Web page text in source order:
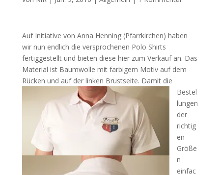
Auf Initiative von Anna Henning (Pfarrkirchen) haben
wir nun endlich die versprochenen Polo Shirts
fertiggestellt und bieten diese hier zum Verkauf an. Das
Material ist Baumwolle mit farbigem Motiv auf dem
Rücken und auf der linken Brustseite. Damit die
Bestel
lungen
der
richtig
en
Größe
n
einfac